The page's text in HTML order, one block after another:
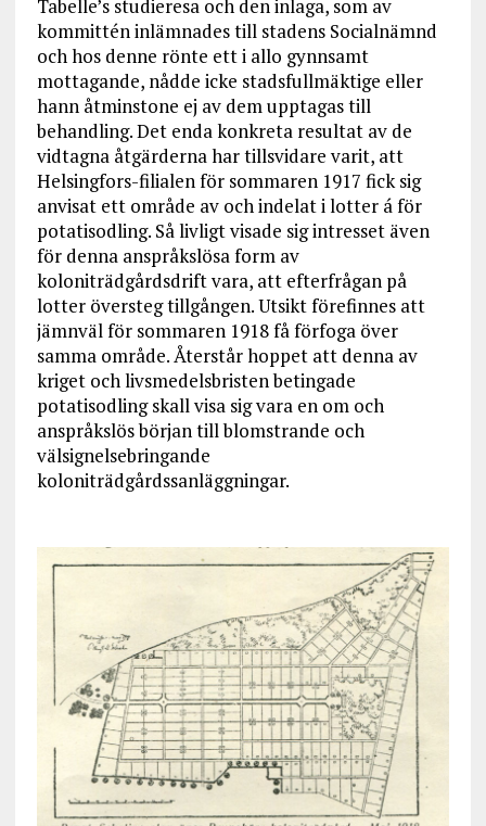
Tabelle’s studieresa och den inlaga, som av
kommittén inlämnades till stadens Socialnämnd
och hos denne rönte ett i allo gynnsamt
mottagande, nådde icke stadsfullmäktige eller
hann åtminstone ej av dem upptagas till
behandling. Det enda konkreta resultat av de
vidtagna åtgärderna har tillsvidare varit, att
Helsingfors-filialen för sommaren 1917 fick sig
anvisat ett område av och indelat i lotter á för
potatisodling. Så livligt visade sig intresset även
för denna anspråkslösa form av
koloniträdgårdsdrift vara, att efterfrågan på
lotter översteg tillgången. Utsikt förefinnes att
jämnväl för sommaren 1918 få förfoga över
samma område. Återstår hoppet att denna av
kriget och livsmedelsbristen betingade
potatisodling skall visa sig vara en om och
anspråkslös början till blomstrande och
välsignelsebringande
koloniträdgårdssanläggningar.